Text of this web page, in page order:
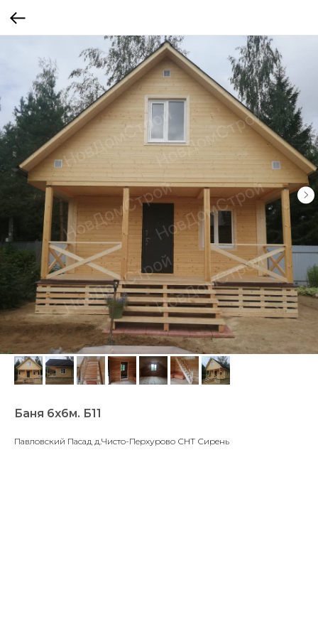
Баня 6х6м. Б11
Павловский Пасад д.Чисто-Перхурово СНТ Сирень